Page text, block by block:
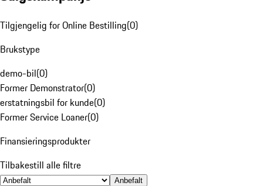
Tilgjengelig for Online Bestilling(0)
Brukstype
demo-bil(0)
Former Demonstrator(0)
erstatningsbil for kunde(0)
Former Service Loaner(0)
Finansieringsprodukter
Tilbakestill alle filtre
Anbefalt